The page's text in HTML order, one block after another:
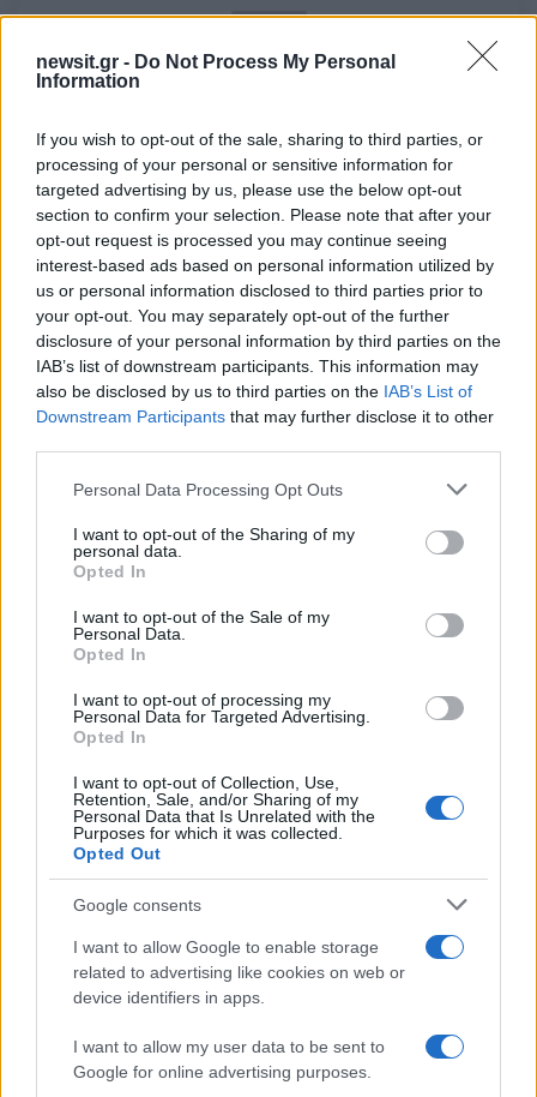
newsit.gr - Do Not Process My Personal
Information
If you wish to opt-out of the sale, sharing to third parties, or
processing of your personal or sensitive information for
targeted advertising by us, please use the below opt-out
section to confirm your selection. Please note that after your
opt-out request is processed you may continue seeing
interest-based ads based on personal information utilized by
us or personal information disclosed to third parties prior to
your opt-out. You may separately opt-out of the further
disclosure of your personal information by third parties on the
IAB’s list of downstream participants. This information may
also be disclosed by us to third parties on the IAB’s List of
Downstream Participants that may further disclose it to other
Please note that this website/app uses one or more Google
not limited to your visit or usage behaviour. You may click to
grant or deny consent to Google and its third-party tags to
use your data for below specified purposes in below Google
consent section.
Personal Data Processing Opt Outs
I want to opt-out of the Sharing of my
personal data.
Opted In
I want to opt-out of the Sale of my
Personal Data.
Opted In
I want to opt-out of processing my
Personal Data for Targeted Advertising.
Opted In
I want to opt-out of Collection, Use,
Retention, Sale, and/or Sharing of my
Personal Data that Is Unrelated with the
Purposes for which it was collected.
Opted Out
Google consents
I want to allow Google to enable storage
related to advertising like cookies on web or
device identifiers in apps.
I want to allow my user data to be sent to
Google for online advertising purposes.
Σχολίασε εδώ
2000 /2000
Υποβολή σχολίου
Όροι Χρήσης. Το site προστατεύεται από reCAPTCHA, ισχύουν
Πολιτική Απορρήτου& Όροι Χρήσηςτης Google.
Media
ΘΑΛΕΙΑ ΜΑΤΙΚΑ
ΤΑΣΟΣ ΙΟΡΔΑΝΙΔΗΣ
Ακολουθήστε το Νewsit.gr στο
ενημερωθείτε πρώτοι για όλη την ειδησεογραφία και τα
τελευταία νέα
της ημέρας
Πιο δημοφιλή
Κωνσταντίνος Αργυρός και Αλεξάνδρα
Νίκα κάνουν διακοπές με πολυτελές γιοτ
με τα δύο παιδιά τους
Η Άννα Βίσση ξετρελάθηκε με μπάντα που
έπαιζε Τσιτσάνη στο Φισκάρδο και τους
πρότεινε συνεργασία
Θρήνος για τον Λιονέλ Μέσι – Πέθανε ο
πατέρας του, Χόρχε
Ελίζαμπεθ Ελέτσι και Νεκτάριος Λεμονίδης
πήγαν στον Άγιο Νεκτάριο Βούλας για να
πάρουν την ευχή για τον γιο τους